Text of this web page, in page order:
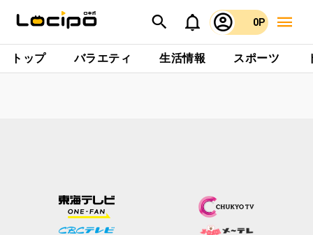
0P
トップ バラエティ 生活情報 スポーツ